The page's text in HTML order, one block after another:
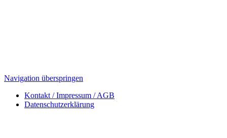
Navigation überspringen
Kontakt / Impressum / AGB
Datenschutzerklärung